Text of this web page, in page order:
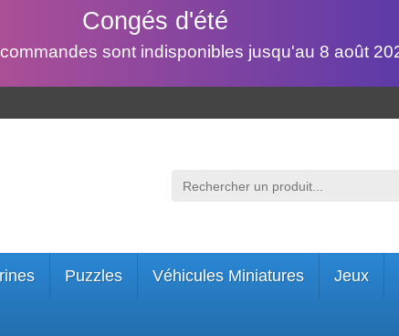
Congés d'été
sont indisponibles jusqu'au 8 août
Puzzles Véhicules Miniatures Jeux